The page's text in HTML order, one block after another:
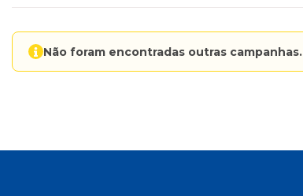
Não foram encontradas outras campanhas.